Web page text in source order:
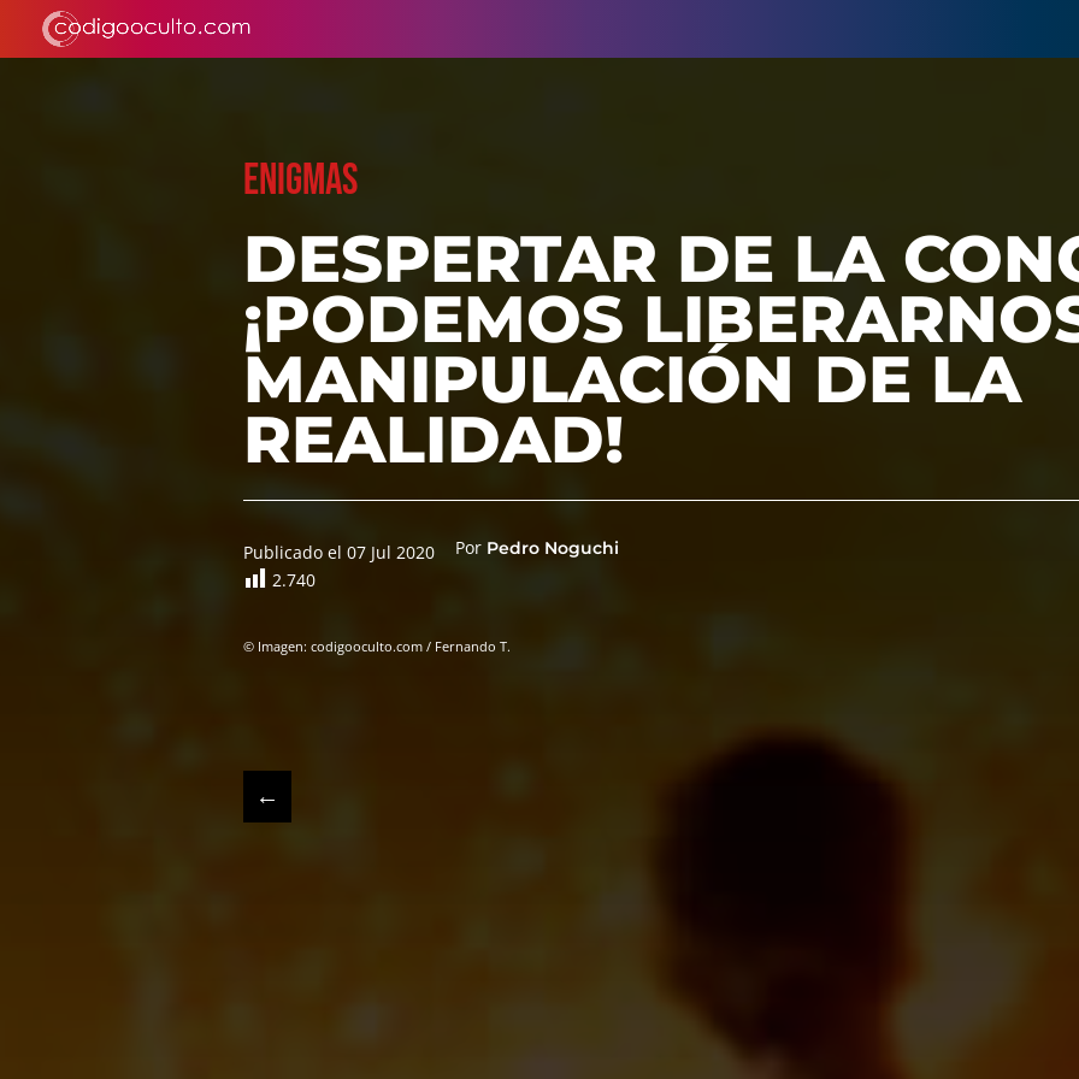
ENIGMAS
DESPERTAR DE LA
¡PODEMOS
MANIPULACIÓN DE LA
REALIDAD!
Publicado el 07 Jul 2020 Por Pedro Noguchi
2.740
© Imagen: codigooculto.com / Fernando T.
←